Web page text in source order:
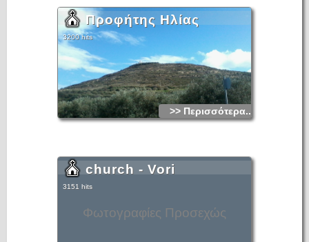
Προφήτης Ηλίας
3200 hits
>> Περισσότερα...
Φωτογραφίες Προσεχώς
church - Vori
3151 hits